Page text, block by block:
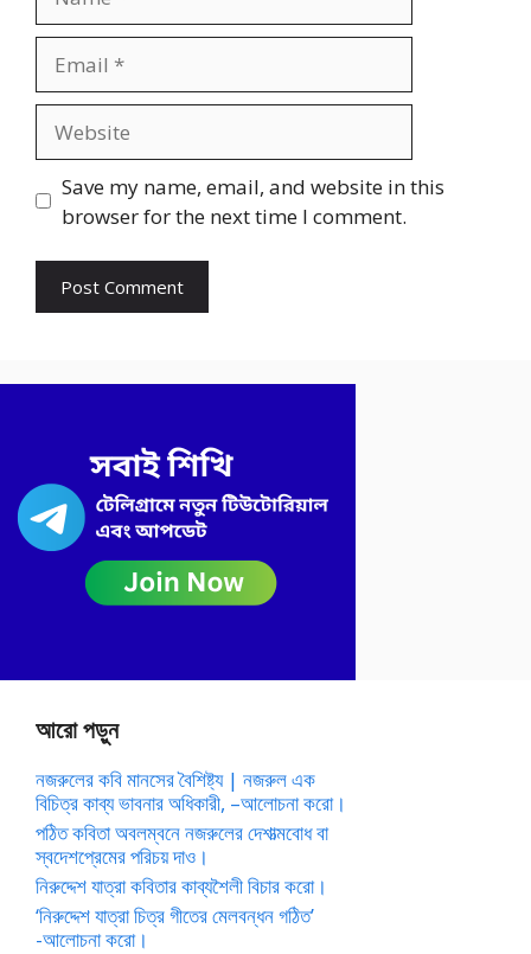
Save my name, email, and website in this
browser for the next time I comment.
আরো পড়ুন
নজরুলের কবি মানসের বৈশিষ্ট্য | নজরুল এক
বিচিত্র কাব্য ভাবনার অধিকারী, –আলোচনা করো।
পঠিত কবিতা অবলম্বনে নজরুলের দেশাত্মবোধ বা
স্বদেশপ্রেমের পরিচয় দাও।
নিরুদ্দেশ যাত্রা কবিতার কাব্যশৈলী বিচার করো।
‘নিরুদ্দেশ যাত্রা চিত্র গীতের মেলবন্ধন গঠিত’
-আলোচনা করো।